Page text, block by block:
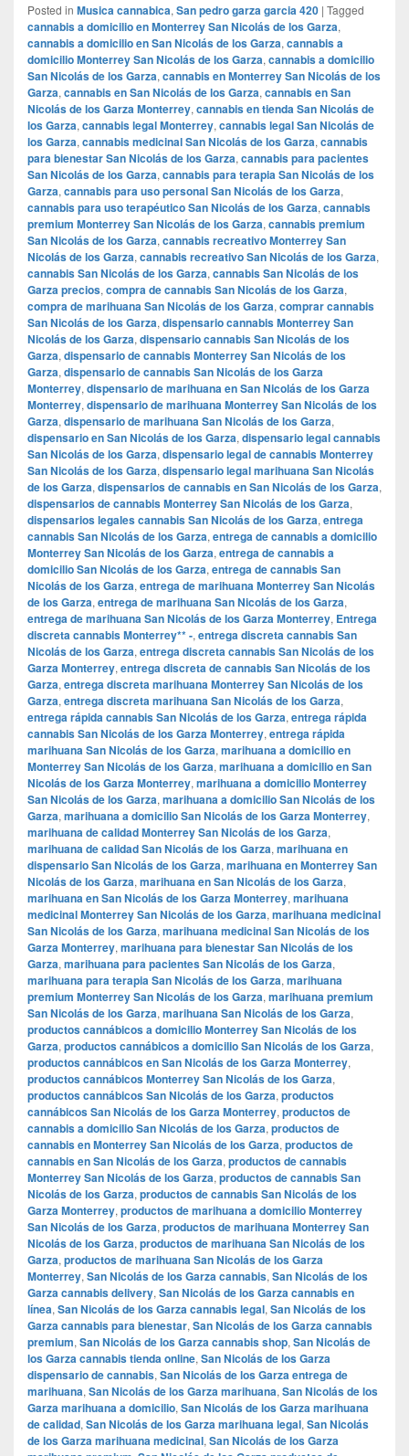
Posted in Musica cannabica, San pedro garza garcia 420 | Tagged
cannabis a domicilio en Monterrey San Nicolás de los Garza,
cannabis a domicilio en San Nicolás de los Garza, cannabis a
domicilio Monterrey San Nicolás de los Garza, cannabis a domicilio
San Nicolás de los Garza, cannabis en Monterrey San Nicolás de los
Garza, cannabis en San Nicolás de los Garza, cannabis en San
Nicolás de los Garza Monterrey, cannabis en tienda San Nicolás de
los Garza, cannabis legal Monterrey, cannabis legal San Nicolás de
los Garza, cannabis medicinal San Nicolás de los Garza, cannabis
para bienestar San Nicolás de los Garza, cannabis para pacientes
San Nicolás de los Garza, cannabis para terapia San Nicolás de los
Garza, cannabis para uso personal San Nicolás de los Garza,
cannabis para uso terapéutico San Nicolás de los Garza, cannabis
premium Monterrey San Nicolás de los Garza, cannabis premium
San Nicolás de los Garza, cannabis recreativo Monterrey San
Nicolás de los Garza, cannabis recreativo San Nicolás de los Garza,
cannabis San Nicolás de los Garza, cannabis San Nicolás de los
Garza precios, compra de cannabis San Nicolás de los Garza,
compra de marihuana San Nicolás de los Garza, comprar cannabis
San Nicolás de los Garza, dispensario cannabis Monterrey San
Nicolás de los Garza, dispensario cannabis San Nicolás de los
Garza, dispensario de cannabis Monterrey San Nicolás de los
Garza, dispensario de cannabis San Nicolás de los Garza
Monterrey, dispensario de marihuana en San Nicolás de los Garza
Monterrey, dispensario de marihuana Monterrey San Nicolás de los
Garza, dispensario de marihuana San Nicolás de los Garza,
dispensario en San Nicolás de los Garza, dispensario legal cannabis
San Nicolás de los Garza, dispensario legal de cannabis Monterrey
San Nicolás de los Garza, dispensario legal marihuana San Nicolás
de los Garza, dispensarios de cannabis en San Nicolás de los Garza,
dispensarios de cannabis Monterrey San Nicolás de los Garza,
dispensarios legales cannabis San Nicolás de los Garza, entrega
cannabis San Nicolás de los Garza, entrega de cannabis a domicilio
Monterrey San Nicolás de los Garza, entrega de cannabis a
domicilio San Nicolás de los Garza, entrega de cannabis San
Nicolás de los Garza, entrega de marihuana Monterrey San Nicolás
de los Garza, entrega de marihuana San Nicolás de los Garza,
entrega de marihuana San Nicolás de los Garza Monterrey, Entrega
discreta cannabis Monterrey** -, entrega discreta cannabis San
Nicolás de los Garza, entrega discreta cannabis San Nicolás de los
Garza Monterrey, entrega discreta de cannabis San Nicolás de los
Garza, entrega discreta marihuana Monterrey San Nicolás de los
Garza, entrega discreta marihuana San Nicolás de los Garza,
entrega rápida cannabis San Nicolás de los Garza, entrega rápida
cannabis San Nicolás de los Garza Monterrey, entrega rápida
marihuana San Nicolás de los Garza, marihuana a domicilio en
Monterrey San Nicolás de los Garza, marihuana a domicilio en San
Nicolás de los Garza Monterrey, marihuana a domicilio Monterrey
San Nicolás de los Garza, marihuana a domicilio San Nicolás de los
Garza, marihuana a domicilio San Nicolás de los Garza Monterrey,
marihuana de calidad Monterrey San Nicolás de los Garza,
marihuana de calidad San Nicolás de los Garza, marihuana en
dispensario San Nicolás de los Garza, marihuana en Monterrey San
Nicolás de los Garza, marihuana en San Nicolás de los Garza,
marihuana en San Nicolás de los Garza Monterrey, marihuana
medicinal Monterrey San Nicolás de los Garza, marihuana medicinal
San Nicolás de los Garza, marihuana medicinal San Nicolás de los
Garza Monterrey, marihuana para bienestar San Nicolás de los
Garza, marihuana para pacientes San Nicolás de los Garza,
marihuana para terapia San Nicolás de los Garza, marihuana
premium Monterrey San Nicolás de los Garza, marihuana premium
San Nicolás de los Garza, marihuana San Nicolás de los Garza,
productos cannábicos a domicilio Monterrey San Nicolás de los
Garza, productos cannábicos a domicilio San Nicolás de los Garza,
productos cannábicos en San Nicolás de los Garza Monterrey,
productos cannábicos Monterrey San Nicolás de los Garza,
productos cannábicos San Nicolás de los Garza, productos
cannábicos San Nicolás de los Garza Monterrey, productos de
cannabis a domicilio San Nicolás de los Garza, productos de
cannabis en Monterrey San Nicolás de los Garza, productos de
cannabis en San Nicolás de los Garza, productos de cannabis
Monterrey San Nicolás de los Garza, productos de cannabis San
Nicolás de los Garza, productos de cannabis San Nicolás de los
Garza Monterrey, productos de marihuana a domicilio Monterrey
San Nicolás de los Garza, productos de marihuana Monterrey San
Nicolás de los Garza, productos de marihuana San Nicolás de los
Garza, productos de marihuana San Nicolás de los Garza
Monterrey, San Nicolás de los Garza cannabis, San Nicolás de los
Garza cannabis delivery, San Nicolás de los Garza cannabis en
línea, San Nicolás de los Garza cannabis legal, San Nicolás de los
Garza cannabis para bienestar, San Nicolás de los Garza cannabis
premium, San Nicolás de los Garza cannabis shop, San Nicolás de
los Garza cannabis tienda online, San Nicolás de los Garza
dispensario de cannabis, San Nicolás de los Garza entrega de
marihuana, San Nicolás de los Garza marihuana, San Nicolás de los
Garza marihuana a domicilio, San Nicolás de los Garza marihuana
de calidad, San Nicolás de los Garza marihuana legal, San Nicolás
de los Garza marihuana medicinal, San Nicolás de los Garza